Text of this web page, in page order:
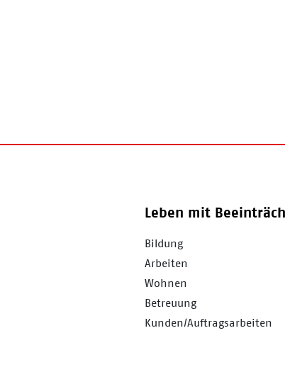
Leben mit
Bildung
Arbeiten
Wohnen
Betreuung
Kunden/Auftragsarbeiten